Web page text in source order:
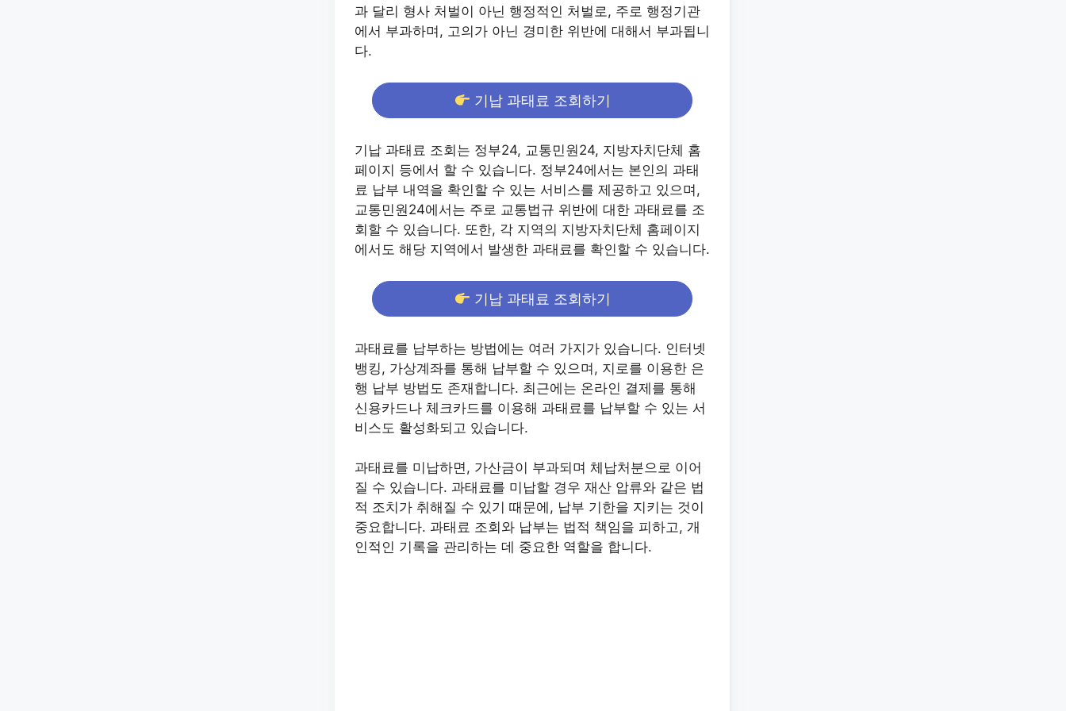
과 달리 형사 처벌이 아닌 행정적인 처벌로, 주로 행정기관
에서 부과하며, 고의가 아닌 경미한 위반에 대해서 부과됩니
다.
기납 과태료 조회하기
기납 과태료 조회는 정부24, 교통민원24, 지방자치단체 홈
페이지 등에서 할 수 있습니다. 정부24에서는 본인의 과태
료 납부 내역을 확인할 수 있는 서비스를 제공하고 있으며,
교통민원24에서는 주로 교통법규 위반에 대한 과태료를 조
회할 수 있습니다. 또한, 각 지역의 지방자치단체 홈페이지
에서도 해당 지역에서 발생한 과태료를 확인할 수 있습니다.
기납 과태료 조회하기
과태료를 납부하는 방법에는 여러 가지가 있습니다. 인터넷
뱅킹, 가상계좌를 통해 납부할 수 있으며, 지로를 이용한 은
행 납부 방법도 존재합니다. 최근에는 온라인 결제를 통해
신용카드나 체크카드를 이용해 과태료를 납부할 수 있는 서
비스도 활성화되고 있습니다.
과태료를 미납하면, 가산금이 부과되며 체납처분으로 이어
질 수 있습니다. 과태료를 미납할 경우 재산 압류와 같은 법
적 조치가 취해질 수 있기 때문에, 납부 기한을 지키는 것이
중요합니다. 과태료 조회와 납부는 법적 책임을 피하고, 개
인적인 기록을 관리하는 데 중요한 역할을 합니다.